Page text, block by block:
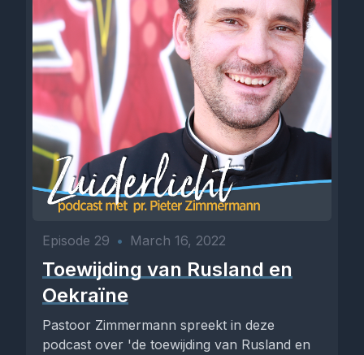
Episode 29 • March 16, 2022
Toewijding van Rusland en
Oekraïne
Pastoor Zimmermann spreekt in deze
podcast over 'de toewijding van Rusland en